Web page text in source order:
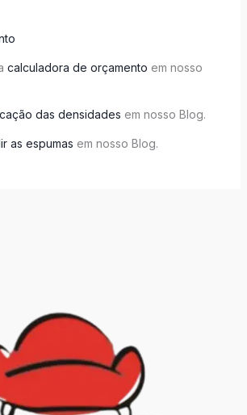
calculadora de orçamento em nosso
das densidades em nosso Blog.
as espumas em nosso Blog.